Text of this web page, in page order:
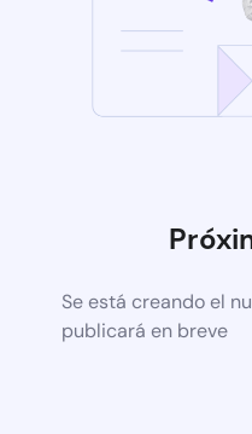
Se está creando el
publicará en breve